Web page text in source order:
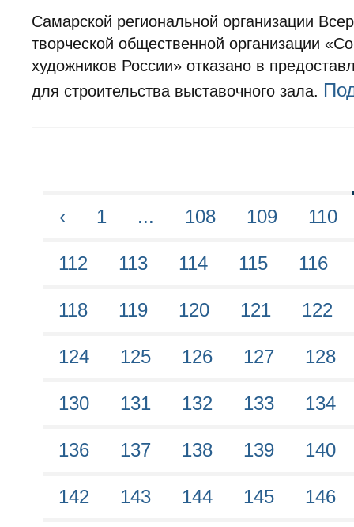
Самарской региональной организации
творческой общественной организации
художников России» отказано в
для строительства выставочного зала.
‹ 1 ... 108 109 110
112 113 114 115 116
118 119 120 121 122
124 125 126 127 128
130 131 132 133 134
136 137 138 139 140
142 143 144 145 146